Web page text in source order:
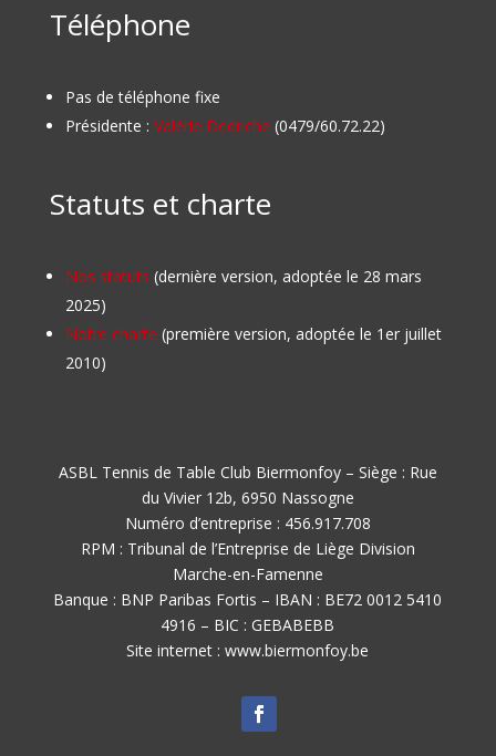
Téléphone
Pas de téléphone fixe
Présidente : Valérie Dedriche (0479/60.72.22)
Statuts et charte
Nos statuts (dernière version, adoptée le 28 mars
2025)
Notre charte (première version, adoptée le 1er juillet
2010)
ASBL Tennis de Table Club Biermonfoy – Siège : Rue
du Vivier 12b, 6950 Nassogne
Numéro d’entreprise : 456.917.708
RPM : Tribunal de l’Entreprise de Liège Division
Marche-en-Famenne
Banque : BNP Paribas Fortis – IBAN : BE72 0012 5410
4916 – BIC : GEBABEBB
Site internet : www.biermonfoy.be